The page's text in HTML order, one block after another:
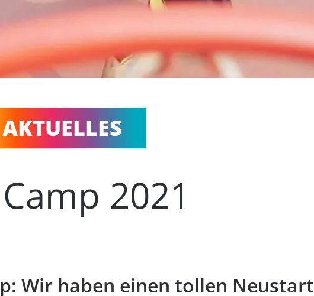
AKTUELLES
2021
Wir haben einen tollen Neustart